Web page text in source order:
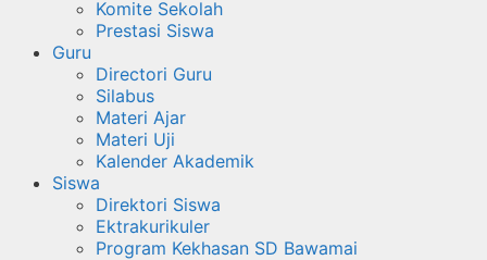
Komite Sekolah
Prestasi Siswa
Guru
Directori Guru
Silabus
Materi Ajar
Materi Uji
Kalender Akademik
Siswa
Direktori Siswa
Ektrakurikuler
Program Kekhasan SD Bawamai